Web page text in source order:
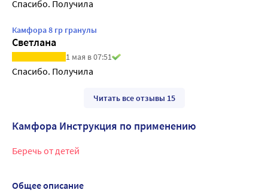
Спасибо. Получила
Камфора 8 гр гранулы
Светлана
1 мая в 07:51
Спасибо. Получила
Читать все отзывы 15
Камфора Инструкция по применению
Беречь от детей
Общее описание